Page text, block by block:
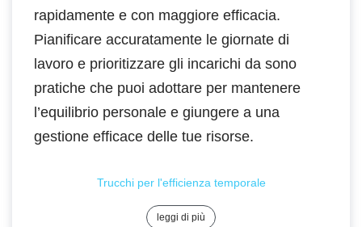
rapidamente e con maggiore efficacia.
Pianificare accuratamente le giornate di
lavoro e prioritizzare gli incarichi da sono
pratiche che puoi adottare per mantenere
l’equilibrio personale e giungere a una
gestione efficace delle tue risorse.
leggi di più
Trucchi per l'efficienza temporale